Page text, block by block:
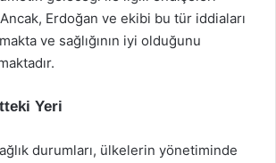
Erdoğan ve ekibi bu tür iddiaları
ve sağlığının iyi olduğunu
Yeri
durumları, ülkelerin yönetiminde